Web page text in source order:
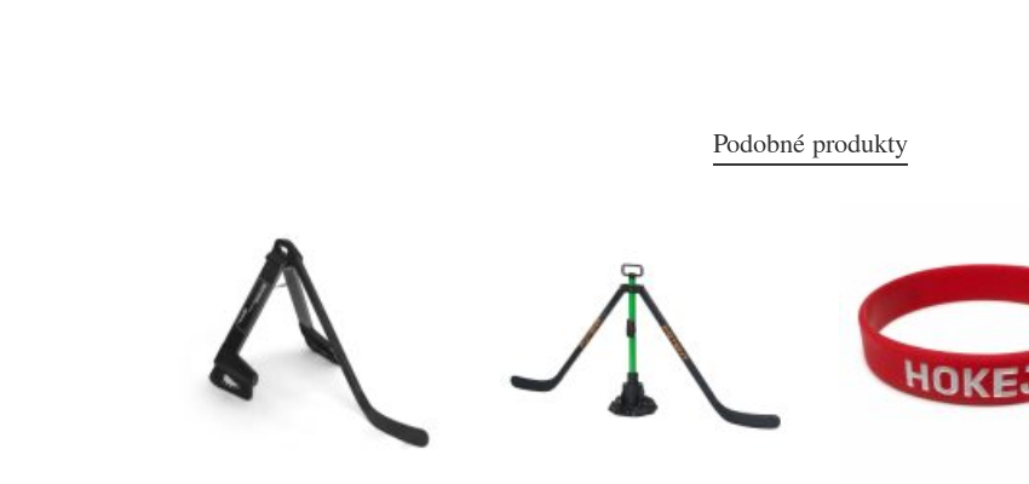
Podobné produkty